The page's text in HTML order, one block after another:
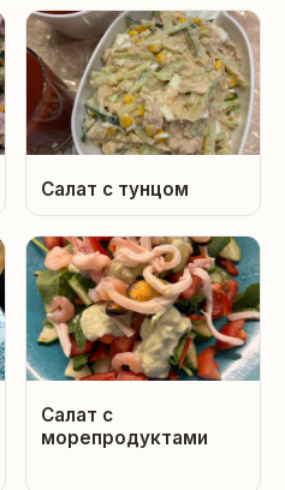
Салат с тунцом
Салат с
морепродуктами